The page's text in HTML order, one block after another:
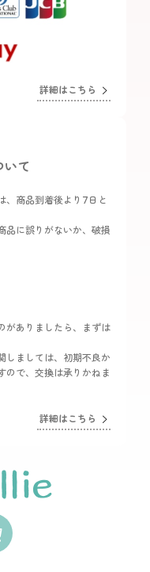
詳細はこちら
いて
、商品到着後より7日と
品に誤りがないか、破損
がありましたら、まずは
しましては、初期不良か
ので、交換は承りかねま
詳細はこちら